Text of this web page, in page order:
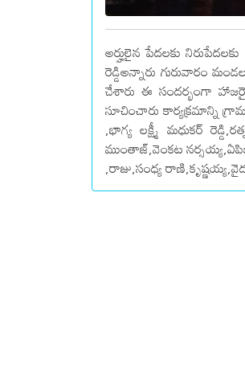
అర్హులైన పేదలకు
రెడ్డిఅన్నారు గురువారం
చేశారు ఈ సందర్భంగా
సూచించారు కార్యక్రమాన్ని
,భాగ్య లక్ష్మీ మధుకర్
ముంతాజ్,వెంకట
,రాజు,సంధ్య